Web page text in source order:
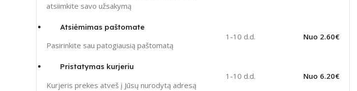
atsiimkite savo užsakymą
Atsiėmimas paštomate
Pasirinkite sau patogiausią paštomatą
1-10 d.d. Nuo 2.60€
Pristatymas kurjeriu
Kurjeris prekes atveš į Jūsų nurodytą adresą
1-10 d.d. Nuo 6.20€